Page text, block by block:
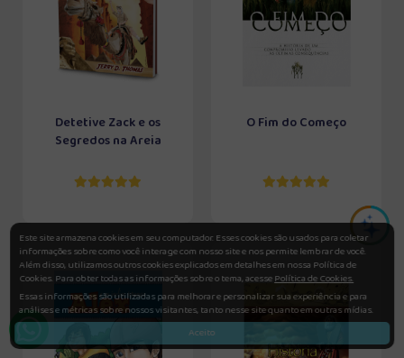
Detetive Zack e os
Segredos na Areia
O Fim do Começo
Este site armazena cookies em seu computador. Esses cookies são usados para coletar
informações sobre como você interage com nosso site e nos permite lembrar de você.
Além disso, utilizamos outros cookies explicados em detalhes em nossa Política de
Cookies. Para obter todas as informações sobre o tema, acessePolítica de Cookies.
Essas informações são utilizadas para melhorar e personalizar sua experiência e para
análises e métricas sobre nossos visitantes, tanto nesse site quanto em outras mídias.
Aceito